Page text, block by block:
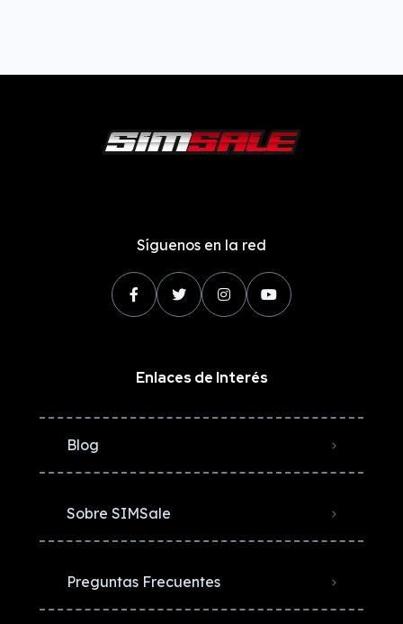
Síguenos en la red
Enlaces de Interés
Blog
Sobre SIMSale
Preguntas Frecuentes